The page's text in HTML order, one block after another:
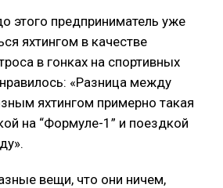
этого предприниматель уже
яхтингом в качестве
в гонках на спортивных
«Разница между
яхтингом примерно такая
на “Формуле-1” и поездкой
вещи, что они ничем,